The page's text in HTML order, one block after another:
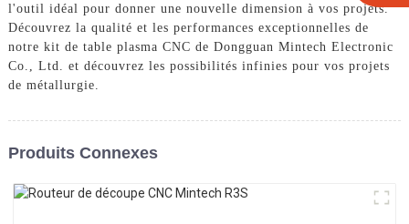
l'outil idéal pour donner une nouvelle dimension à vos projets.
Découvrez la qualité et les performances exceptionnelles de
notre kit de table plasma CNC de Dongguan Mintech Electronic
Co., Ltd. et découvrez les possibilités infinies pour vos projets
de métallurgie.
Produits Connexes